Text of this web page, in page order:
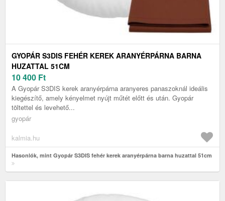
GYOPÁR S3DIS FEHÉR KEREK ARANYÉRPÁRNA BARNA
HUZATTAL 51CM
10 400 Ft
A Gyopár S3DIS kerek aranyérpárna aranyeres panaszoknál ideális
kiegészítő, amely kényelmet nyújt műtét előtt és után. Gyopár
töltettel és levehető...
gyopár
kalmia.hu
Hasonlók, mint Gyopár S3DIS fehér kerek aranyérpárna barna huzattal 51cm